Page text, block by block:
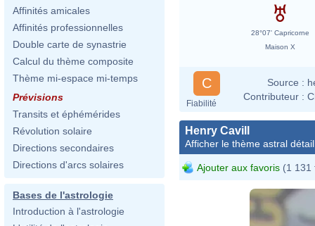
Affinités amicales
Affinités professionnelles
Double carte de synastrie
Calcul du thème composite
Thème mi-espace mi-temps
Prévisions
Transits et éphémérides
Révolution solaire
Directions secondaires
Directions d'arcs solaires
Bases de l'astrologie
Introduction à l'astrologie
28°07' Capricorne
Maison X
C
Fiabilité
Source :
Contributeur :
Henry Cavill
Afficher le thème astral
Ajouter aux favoris (1 131